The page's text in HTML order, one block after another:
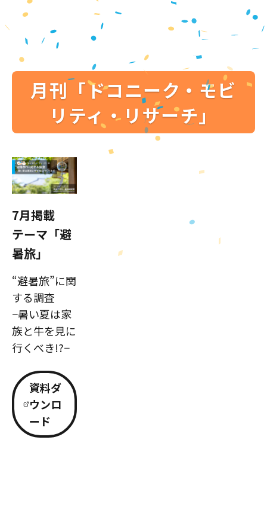
月刊「ドコニーク・モビ
リティ・リサーチ」
7月掲載
テーマ「避
暑旅」
“避暑旅”に関
する調査
−暑い夏は家
族と牛を見に
行くべき!?−
資料ダ
ウンロ
ード